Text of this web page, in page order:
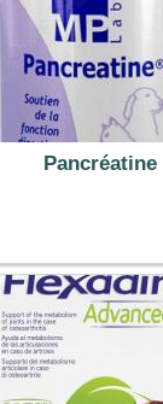
Pancréatine
12.59 €